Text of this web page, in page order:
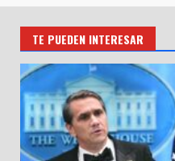
TE PUEDEN INTERESAR